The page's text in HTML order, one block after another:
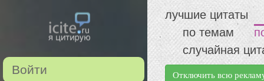
Войти
лучшие цитаты
по темам
случайная
Отключить всю